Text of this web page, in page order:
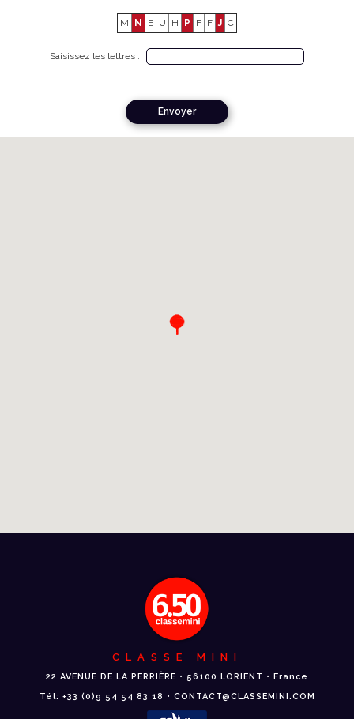
M N E U H P F F J C
Saisissez les lettres :
CLASSE MINI
22 AVENUE DE LA PERRIÈRE • 56100 LORIENT • France
Tél: +33 (0)9 54 54 83 18 • CONTACT@CLASSEMINI.COM